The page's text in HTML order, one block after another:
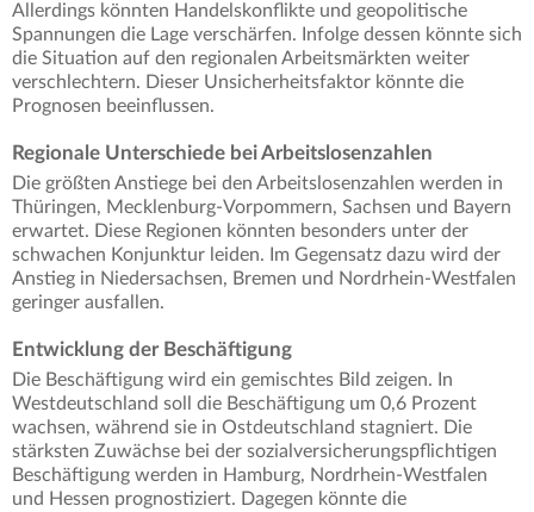
Allerdings könnten Handelskonflikte und geopolitische
Spannungen die Lage verschärfen. Infolge dessen könnte sich
die Situation auf den regionalen Arbeitsmärkten weiter
verschlechtern. Dieser Unsicherheitsfaktor könnte die
Prognosen beeinflussen.
Regionale Unterschiede bei Arbeitslosenzahlen
Die größten Anstiege bei den Arbeitslosenzahlen werden in
Thüringen, Mecklenburg-Vorpommern, Sachsen und Bayern
erwartet. Diese Regionen könnten besonders unter der
schwachen Konjunktur leiden. Im Gegensatz dazu wird der
Anstieg in Niedersachsen, Bremen und Nordrhein-Westfalen
geringer ausfallen.
Entwicklung der Beschäftigung
Die Beschäftigung wird ein gemischtes Bild zeigen. In
Westdeutschland soll die Beschäftigung um 0,6 Prozent
wachsen, während sie in Ostdeutschland stagniert. Die
stärksten Zuwächse bei der sozialversicherungspflichtigen
Beschäftigung werden in Hamburg, Nordrhein-Westfalen
und Hessen prognostiziert. Dagegen könnte die